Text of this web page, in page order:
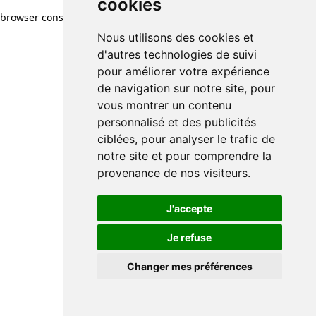
cookies
Nous utilisons des cookies et
d'autres technologies de suivi
pour améliorer votre expérience
de navigation sur notre site, pour
vous montrer un contenu
personnalisé et des publicités
ciblées, pour analyser le trafic de
notre site et pour comprendre la
provenance de nos visiteurs.
J'accepte
Je refuse
Changer mes préférences
browser console for more information)